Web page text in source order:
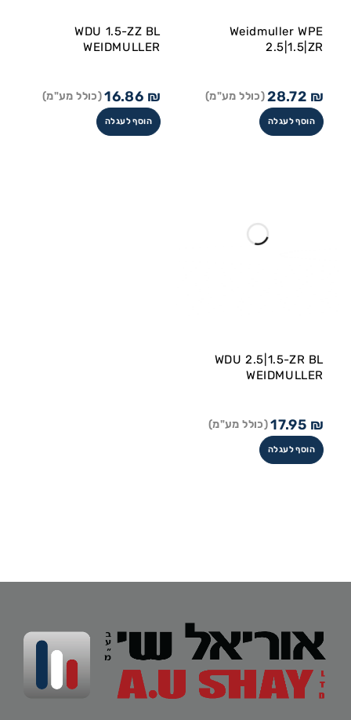
Weidmuller WPE
2.5|1.5|ZR
28.72 ₪ (כולל מע"מ)
הוסף לעגלה
WDU 1.5-ZZ BL
WEIDMULLER
16.86 ₪ (כולל מע"מ)
הוסף לעגלה
WDU 2.5|1.5-ZR BL
WEIDMULLER
17.95 ₪ (כולל מע"מ)
הוסף לעגלה